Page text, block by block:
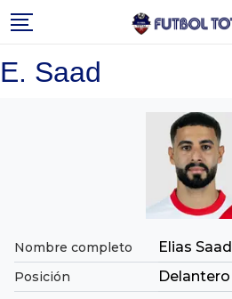
to
E. Saad
Nombre completo Elias Saad
Posición Delantero